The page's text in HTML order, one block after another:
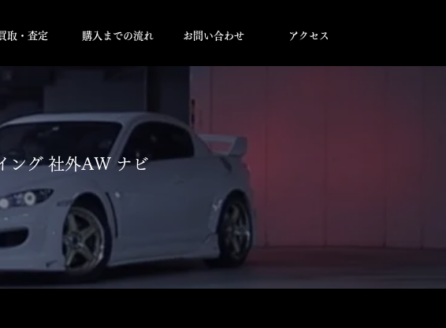
取・査定 購入までの流れ お問い合わせ アクセス
ング 社外AW ナビ